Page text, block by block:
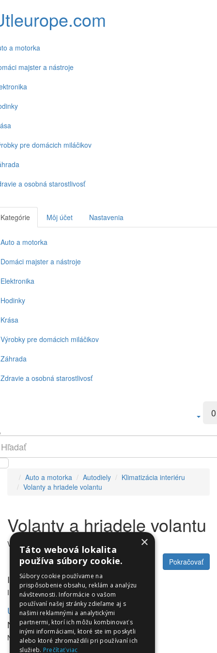
a motorka
majster a nástroje
pre domácich miláčikov
a osobná starostlivosť
Kategórie Môj účet Nastavenia
Auto a motorka
Domáci majster a nástroje
Elektronika
Hodinky
Krása
Výrobky pre domácich miláčikov
Záhrada
Zdravie a osobná starostlivosť
0
Auto a motorka Autodiely
Klimatizácia interiéru
Volanty a hriadele volantu
Volanty a hriadele volantu
V tejto kategórii nie sú žiadne produkty.
Pokračovať
Informácie
Informácie
Utleurope.com
NewsLetter
NewsLetter
×
Táto webová lokalita
používa súbory cookie.
Súbory cookie používame na
prispôsobenie obsahu, reklám a analýzu
návštevnosti. Informácie o vašom
používaní našej stránky zdieľame aj s
našimi reklamnými a analytickými
partnermi, ktorí ich môžu kombinovať s
inými informáciami, ktoré ste im poskytli
alebo ktoré zhromaždili pri používaní ich
služieb. Prečítať viac